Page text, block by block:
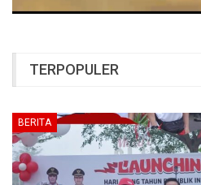
TERPOPULER
BERITA